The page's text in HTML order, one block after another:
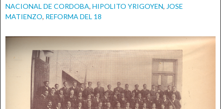
NACIONAL DE CORDOBA,HIPOLITO YRIGOYEN, JOSE
MATIENZO, REFORMA DEL 18